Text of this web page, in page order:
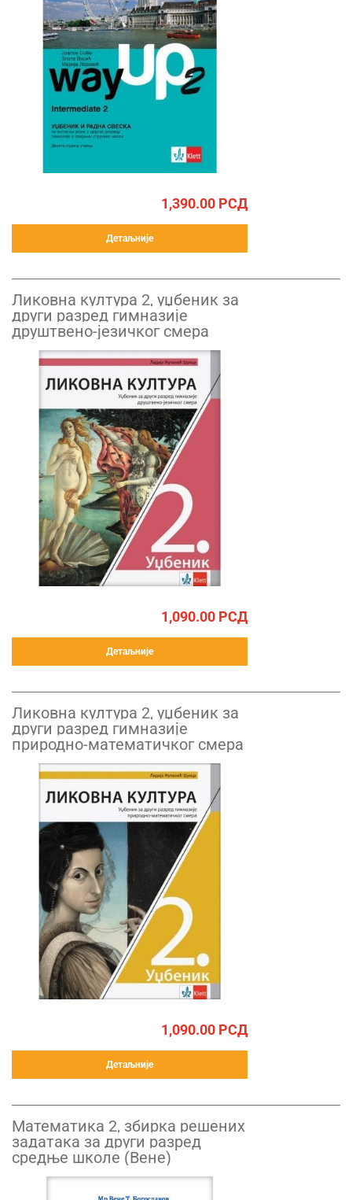
1,390.00 РСД
Детаљније
Ликовна култура 2, уџбеник за
други разред гимназије
друштвено-језичког смера
1,090.00 РСД
Детаљније
Ликовна култура 2, уџбеник за
други разред гимназије
природно-математичког смера
1,090.00 РСД
Детаљније
Mатематика 2, збирка решених
задатака за други разред
средње школе (Вене)